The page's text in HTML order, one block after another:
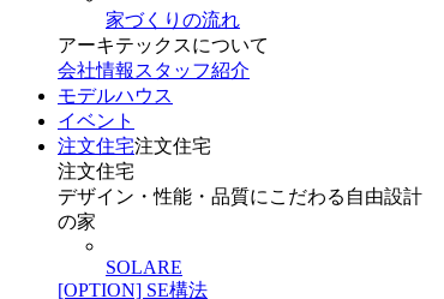
家づくりの流れ
アーキテックスについて
会社情報 スタッフ紹介
モデルハウス
イベント
注文住宅注文住宅
注文住宅
デザイン・性能・品質にこだわる自由設計
の家
SOLARE
[OPTION] SE構法